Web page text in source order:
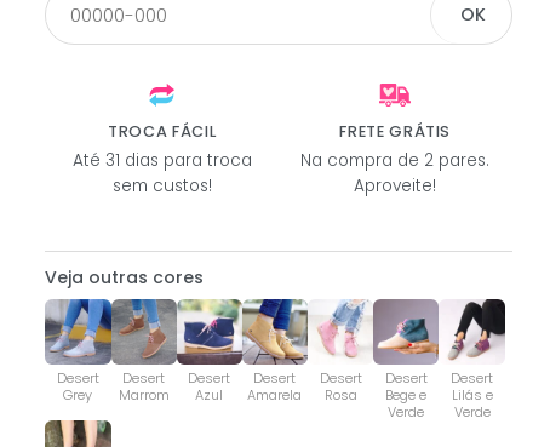
OK
TROCA FÁCIL
Até 31 dias para troca
sem custos!
FRETE GRÁTIS
Na compra de 2 pares.
Aproveite!
Veja outras cores
Desert
Grey
Desert
Marrom
Desert
Azul
Desert
Amarela
Desert
Rosa
Desert
Bege e
Verde
Desert
Lilás e
Verde